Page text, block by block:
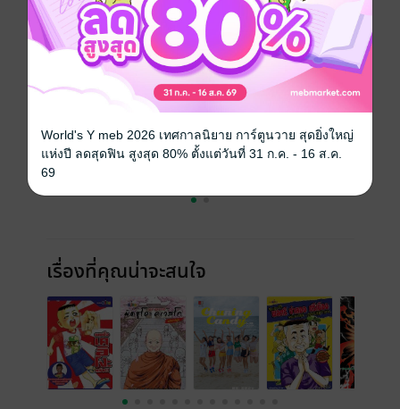
ราคาปก 70 บาท (ประหยัด 14%)
เล่มอื่นๆ ในซีรีส์ ดูทั้งหมด
เรื่องที่คุณน่าจะสนใจ
World's Y meb 2026 เทศกาลนิยาย การ์ตูนวาย สุดยิ่งใหญ่
แห่งปี ลดสุดฟิน สูงสุด 80% ตั้งแต่วันที่ 31 ก.ค. - 16 ส.ค.
69